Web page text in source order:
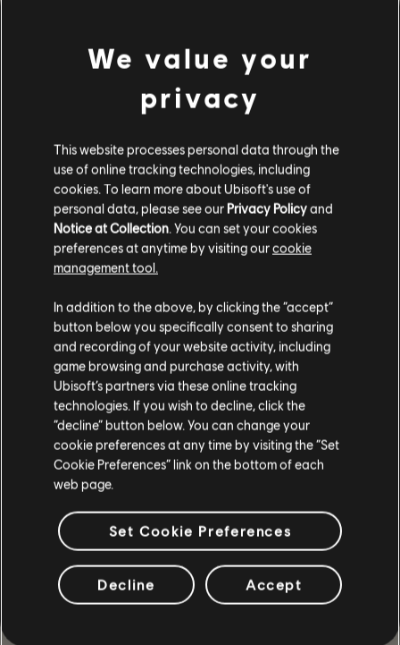
돌아가기
추천
이야기
디비전 요원 팀을 이끌어 혼란에 빠져 뒤틀린 워싱턴 D.C.
의 질서를 복구하고 사회의 붕괴를 막아내세요.
We value your
privacy
This website processes personal data through the
use of online tracking technologies, including
cookies. To learn more about Ubisoft's use of
personal data, please see our Privacy Policyand
Notice at Collection . You can set your cookies
preferences at anytime by visiting ourcookie
management tool.
In addition to the above, by clicking the “accept”
button below you specifically consent to sharing
and recording of your website activity, including
game browsing and purchase activity, with
Ubisoft’s partners via these online tracking
technologies. If you wish to decline, click the
“decline” button below. You can change your
cookie preferences at any time by visiting the “Set
Cookie Preferences” link on the bottom of each
web page.
Set Cookie Preferences
Decline Accept